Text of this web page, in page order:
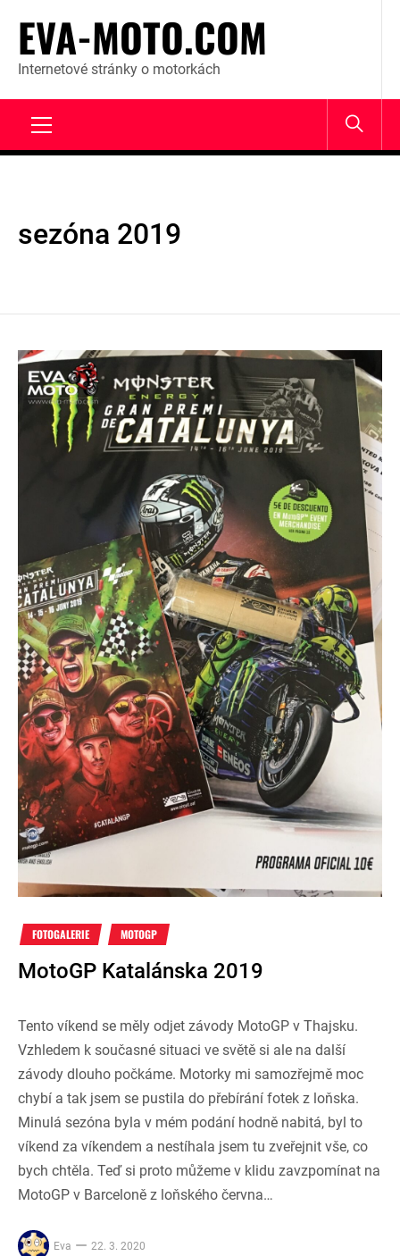
content
EVA-MOTO.COM
Internetové stránky o motorkách
sezóna 2019
FOTOGALERIE MOTOGP
MotoGP Katalánska 2019
Tento víkend se měly odjet závody MotoGP v Thajsku.
Vzhledem k současné situaci ve světě si ale na další
závody dlouho počkáme. Motorky mi samozřejmě moc
chybí a tak jsem se pustila do přebírání fotek z loňska.
Minulá sezóna byla v mém podání hodně nabitá, byl to
víkend za víkendem a nestíhala jsem tu zveřejnit vše, co
bych chtěla. Teď si proto můžeme v klidu zavzpomínat na
MotoGP v Barceloně z loňského června…
Eva 22. 3. 2020